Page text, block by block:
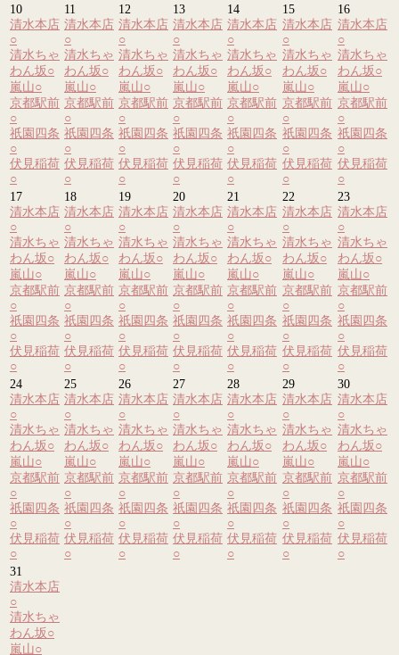
10
清水本店
○
清水ちゃ
わん坂○
嵐山○
京都駅前
○
祇園四条
○
伏見稲荷
○
11
清水本店
○
清水ちゃ
わん坂○
嵐山○
京都駅前
○
祇園四条
○
伏見稲荷
○
12
清水本店
○
清水ちゃ
わん坂○
嵐山○
京都駅前
○
祇園四条
○
伏見稲荷
○
13
清水本店
○
清水ちゃ
わん坂○
嵐山○
京都駅前
○
祇園四条
○
伏見稲荷
○
14
清水本店
○
清水ちゃ
わん坂○
嵐山○
京都駅前
○
祇園四条
○
伏見稲荷
○
15
清水本店
○
清水ちゃ
わん坂○
嵐山○
京都駅前
○
祇園四条
○
伏見稲荷
○
16
清水本店
○
清水ちゃ
わん坂○
嵐山○
京都駅前
○
祇園四条
○
伏見稲荷
○
17
清水本店
○
清水ちゃ
わん坂○
嵐山○
京都駅前
○
祇園四条
○
伏見稲荷
○
18
清水本店
○
清水ちゃ
わん坂○
嵐山○
京都駅前
○
祇園四条
○
伏見稲荷
○
19
清水本店
○
清水ちゃ
わん坂○
嵐山○
京都駅前
○
祇園四条
○
伏見稲荷
○
20
清水本店
○
清水ちゃ
わん坂○
嵐山○
京都駅前
○
祇園四条
○
伏見稲荷
○
21
清水本店
○
清水ちゃ
わん坂○
嵐山○
京都駅前
○
祇園四条
○
伏見稲荷
○
22
清水本店
○
清水ちゃ
わん坂○
嵐山○
京都駅前
○
祇園四条
○
伏見稲荷
○
23
清水本店
○
清水ちゃ
わん坂○
嵐山○
京都駅前
○
祇園四条
○
伏見稲荷
○
24
清水本店
○
清水ちゃ
わん坂○
嵐山○
京都駅前
○
祇園四条
○
伏見稲荷
○
25
清水本店
○
清水ちゃ
わん坂○
嵐山○
京都駅前
○
祇園四条
○
伏見稲荷
○
26
清水本店
○
清水ちゃ
わん坂○
嵐山○
京都駅前
○
祇園四条
○
伏見稲荷
○
27
清水本店
○
清水ちゃ
わん坂○
嵐山○
京都駅前
○
祇園四条
○
伏見稲荷
○
28
清水本店
○
清水ちゃ
わん坂○
嵐山○
京都駅前
○
祇園四条
○
伏見稲荷
○
29
清水本店
○
清水ちゃ
わん坂○
嵐山○
京都駅前
○
祇園四条
○
伏見稲荷
○
30
清水本店
○
清水ちゃ
わん坂○
嵐山○
京都駅前
○
祇園四条
○
伏見稲荷
○
31
清水本店
○
清水ちゃ
わん坂○
嵐山○